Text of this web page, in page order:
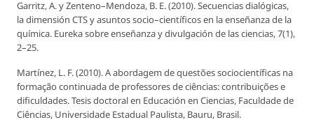
Garritz, A. y Zenteno–Mendoza, B. E. (2010). Secuencias dialógicas,
la dimensión CTS y asuntos socio–científicos en la enseñanza de la
química. Eureka sobre enseñanza y divulgación de las ciencias,7(1),
2–25.
Martínez, L. F. (2010). A abordagem de questões sociocientíficas na
formação continuada de professores de ciências: contribuições e
dificuldades. Tesis doctoral en Educación en Ciencias, Faculdade de
Ciências, Universidade Estadual Paulista, Bauru, Brasil.